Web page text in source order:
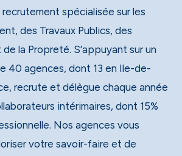
spécialisée sur les
des Travaux Publics, des
S’appuyant sur un
40 agences, dont 13 en Ile-de-
recrute et délègue chaque année
intérimaires, dont 15%
Nos agences vous
votre savoir-faire et de